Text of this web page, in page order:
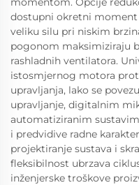
dostupni okretni moment
veliku silu pri niskim
pogonom maksimiziraju
rashladnih ventilatora.
istosmjernog motora
upravljanja, lako se
upravljanje, digitalnim
automatiziranim
i predvidive radne
projektiranje sustava i
fleksibilnost ubrzava
inženjerske troškove